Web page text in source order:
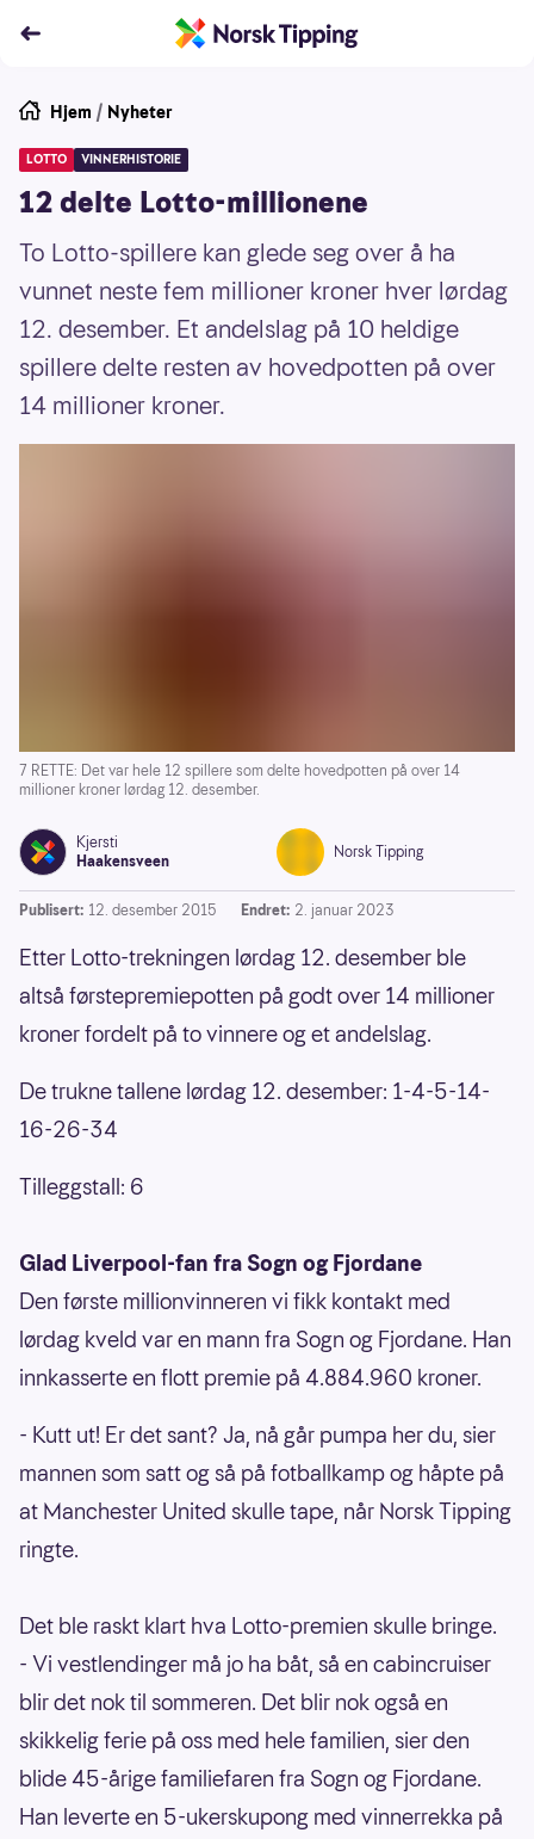
Hjem / Nyheter
LOTTO VINNERHISTORIE
12 delte Lotto-millionene
To Lotto-spillere kan glede seg over å ha
vunnet neste fem millioner kroner hver lørdag
12. desember. Et andelslag på 10 heldige
spillere delte resten av hovedpotten på over
14 millioner kroner.
7 RETTE: Det var hele 12 spillere som delte hovedpotten på over 14
millioner kroner lørdag 12. desember.
Kjersti
Haakensveen
Norsk Tipping
Publisert: 12. desember 2015 Endret: 2. januar 2023
Etter Lotto-trekningen lørdag 12. desember ble
altså førstepremiepotten på godt over 14 millioner
kroner fordelt på to vinnere og et andelslag.
De trukne tallene lørdag 12. desember: 1-4-5-14-
16-26-34
Tilleggstall: 6
Glad Liverpool-fan fra Sogn og Fjordane
Den første millionvinneren vi fikk kontakt med
lørdag kveld var en mann fra Sogn og Fjordane. Han
innkasserte en flott premie på 4.884.960 kroner.
- Kutt ut! Er det sant? Ja, nå går pumpa her du, sier
mannen som satt og så på fotballkamp og håpte på
at Manchester United skulle tape, når Norsk Tipping
ringte.
Det ble raskt klart hva Lotto-premien skulle bringe.
- Vi vestlendinger må jo ha båt, så en cabincruiser
blir det nok til sommeren. Det blir nok også en
skikkelig ferie på oss med hele familien, sier den
blide 45-årige familiefaren fra Sogn og Fjordane.
Han leverte en 5-ukerskupong med vinnerrekka på